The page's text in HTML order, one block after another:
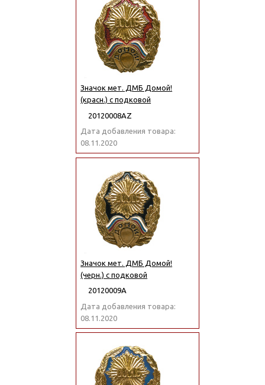
Значок мет. ДМБ Домой!
(красн.) с подковой
20120008АZ
Дата добавления товара:
08.11.2020
Значок мет. ДМБ Домой!
(черн.) с подковой
20120009А
Дата добавления товара:
08.11.2020